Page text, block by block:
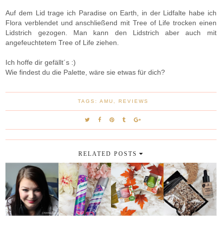
Auf dem Lid trage ich Paradise on Earth, in der Lidfalte habe ich
Flora verblendet und anschließend mit Tree of Life trocken einen
Lidstrich gezogen. Man kann den Lidstrich aber auch mit
angefeuchtetem Tree of Life ziehen.
Ich hoffe dir gefällt´s :)
Wie findest du die Palette, wäre sie etwas für dich?
TAGS:AMU REVIEWS
RELATED POSTS